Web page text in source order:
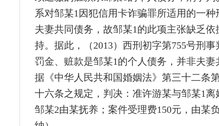
系对邹某1因犯信用卡诈骗罪所适用的一
夫妻共同债务，故邹某1的此项主张缺乏依
持。据此，（2013）西刑初字第755号刑
罚金、赃款是邹某1的个人债务，并非夫妻
据《中华人民共和国婚姻法》第三十二条
十六条之规定，判决：准许游某与邹某1离
邹某2由某抚养；案件受理费150元，由某